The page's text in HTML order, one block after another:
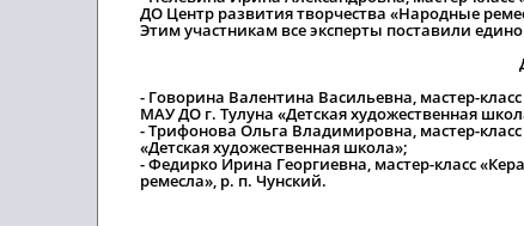
ДО Центр развития творчества «Народные
Этим участникам все эксперты поставили
- Говорина Валентина Васильевна, мастер-
МАУ ДО г. Тулуна «Детская художественная
- Трифонова Ольга Владимировна, мастер-
«Детская художественная школа»;
- Федирко Ирина Георгиевна, мастер-класс
ремесла», р. п. Чунский.